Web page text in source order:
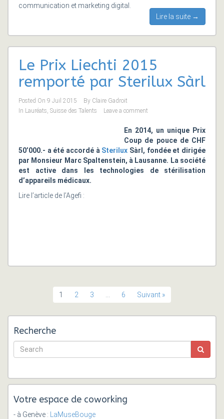
communication et marketing digital.
Lire la suite →
Le Prix Liechti 2015
remporté par Sterilux Sàrl
Posted On 9 Juil 2015 By Claire Gadroit
In Lauréats, Suisse des Talents Leave a comment
En 2014, un unique Prix
Coup de pouce de CHF
50’000.- a été accordé à Sterilux Sàrl, fondée et dirigée
par Monsieur Marc Spaltenstein, à Lausanne. La société
est active dans les technologies de stérilisation
d’appareils médicaux.
Lire l’article de l’Agefi :
1 2 3 6 Suivant »
Recherche
Votre espace de coworking
- à Genève :
LaMuseBouge